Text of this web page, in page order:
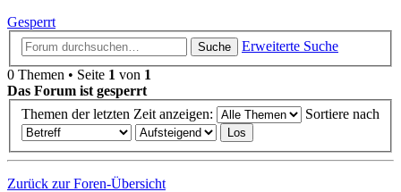
Gesperrt
Suche
Erweiterte Suche
0 Themen • Seite 1 von 1
Das Forum ist gesperrt
Themen der letzten Zeit anzeigen:
Sortiere nach
Zurück zur Foren-Übersicht